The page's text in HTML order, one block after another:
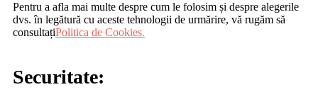
Pentru a afla mai multe despre cum le folosim și despre alegerile
dvs. în legătură cu aceste tehnologii de urmărire, vă rugăm să
consultațiPolitica de Cookies.
Securitate: